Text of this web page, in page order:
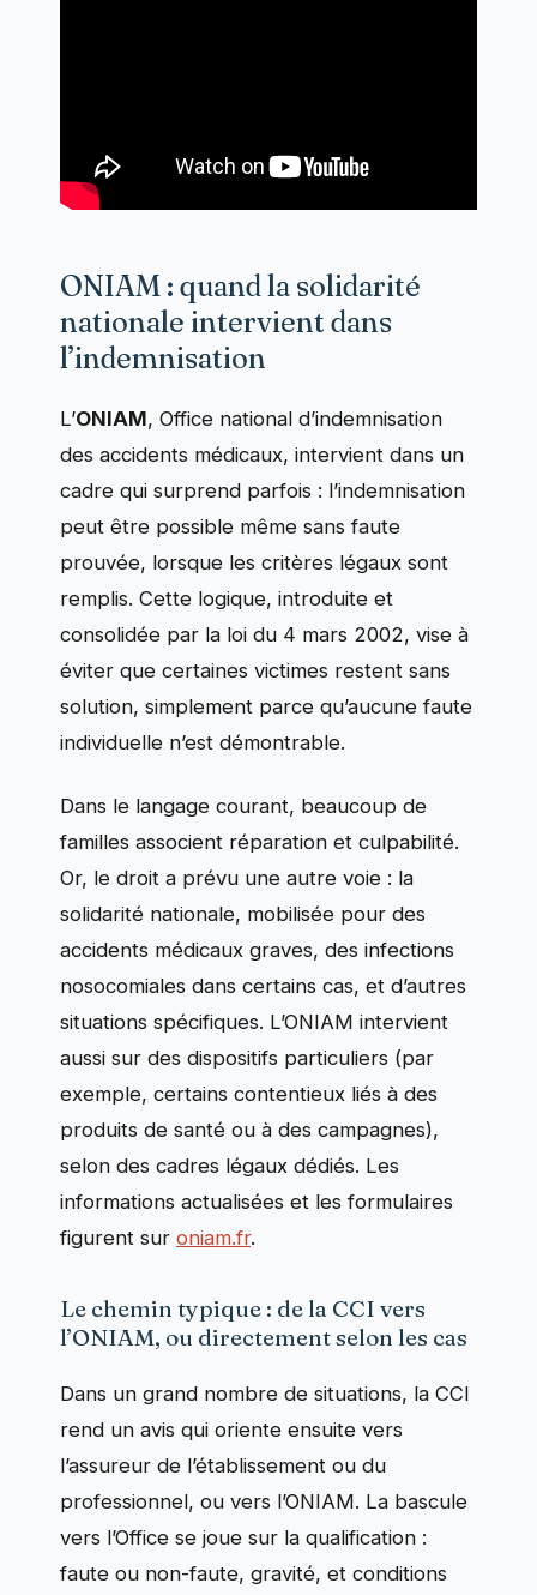
ONIAM : quand la solidarité
nationale intervient dans
l’indemnisation
L’ONIAM, Office national d’indemnisation
des accidents médicaux, intervient dans un
cadre qui surprend parfois : l’indemnisation
peut être possible même sans faute
prouvée, lorsque les critères légaux sont
remplis. Cette logique, introduite et
consolidée par la loi du 4 mars 2002, vise à
éviter que certaines victimes restent sans
solution, simplement parce qu’aucune faute
individuelle n’est démontrable.
Dans le langage courant, beaucoup de
familles associent réparation et culpabilité.
Or, le droit a prévu une autre voie : la
solidarité nationale, mobilisée pour des
accidents médicaux graves, des infections
nosocomiales dans certains cas, et d’autres
situations spécifiques. L’ONIAM intervient
aussi sur des dispositifs particuliers (par
exemple, certains contentieux liés à des
produits de santé ou à des campagnes),
selon des cadres légaux dédiés. Les
informations actualisées et les formulaires
figurent sur oniam.fr.
Le chemin typique : de la CCI vers
l’ONIAM, ou directement selon les cas
Dans un grand nombre de situations, la CCI
rend un avis qui oriente ensuite vers
l’assureur de l’établissement ou du
professionnel, ou vers l’ONIAM. La bascule
vers l’Office se joue sur la qualification :
faute ou non-faute, gravité, et conditions